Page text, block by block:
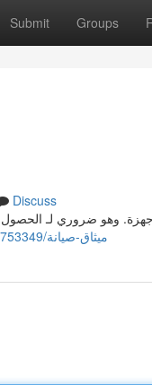
Submit Groups
Discuss
وهو ضروري لـ
https://alyshanoxy398556.onzeblog.com/38753349/ميثاق-صيانة